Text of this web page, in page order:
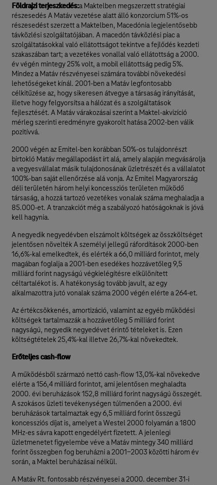
Földrajzi terjeszkedés:a Maktelben megszerzett stratégiai
részesedés A Matáv vezetése alatt álló konzorcium 51%-os
részesedést szerzett a Maktelben, Macedónia legjelentősebb
távközlési szolgáltatójában. A macedón távközlési piac a
szolgáltatásokkal való ellátottságot tekintve a fejlődés kezdeti
szakaszában tart; a vezetékes vonallal való ellátottság a 2000.
év végén mintegy 25% volt, a mobil ellátottság pedig 5%.
Mindez a Matáv részvényesei számára további növekedési
lehetőségeket kínál. 2001-ben a Matáv legfontosabb
célkitűzése az, hogy sikeresen átvegye a társaság irányítását,
illetve hogy felgyorsítsa a hálózat és a szolgáltatások
fejlesztését. A Matáv várakozásai szerint a Maktel-akvizíció
mérleg szerinti eredményre gyakorolt hatása 2002-ben válik
pozitívvá.
2000 végén az Emitel-ben korábban 50%-os tulajdonrészt
birtokló Matáv megállapodást írt alá, amely alapján megvásárolja
a vegyesvállalat másik tulajdonosának üzletrészét és a vállalatot
100%-ban saját ellenőrzése alá vonja. Az Emitel Magyarország
déli területén három helyi koncessziós területen működő
társaság, a hozzá tartozó vezetékes vonalak száma meghaladja a
85.000-et. A tranzakciót még a szabályozó hatóságoknak is jóvá
kell hagynia.
A negyedik negyedévben elszámolt költségek az összköltséget
jelentősen növelték A személyi jellegű ráfordítások 2000-ben
16,6%-kal emelkedtek, és elérték a 66,0 milliárd forintot, mely
magában foglalja a 2001-ben esedékes hozzávetőleg 9,5
milliárd forint nagyságú végkielégítésre elkülönített
céltartalékot is. A hatékonyság tovább javult, az egy
alkalmazottra jutó vonalak száma 2000 végén elérte a 264-et.
Az értékcsökkenés, amortizáció, valamint az egyéb működési
költségek tartalmazzák a hozzávetőleg 5 milliárd forint
nagyságú, negyedik negyedévet érintő tételeket is. Ezen
költségtételek 25,4%-kal illetve 26,7%-kal növekedtek.
Erőteljes cash-flow
A működésből származó nettó cash-flow 13,0%-kal növekedve
elérte a 156,4 milliárd forintot, ami jelentősen meghaladta
2000. évi beruházások 152,8 milliárd forint nagyságú összegét.
A szokásos üzleti tevékenységen túlmenően a 2000. évi
beruházások tartalmaztak egy 6,5 milliárd forint összegű
koncessziós díjat is, amelyet a Westel 2000 folyamán a 1800
MHz-es sávra kapott engedélyért fizetett. A jelenlegi
üzletmenetet figyelembe véve a Matáv mintegy 340 milliárd
forint összegben fog beruházni a 2001-2003 közötti három év
során, a Maktel beruházásai nélkül.
A Matáv Rt. fontosabb részvényesei a 2000. december 31-i